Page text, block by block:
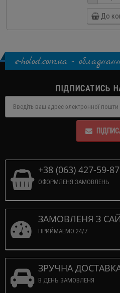
До
e-holod.com.ua -
ПІДПИСАТИСЬ
+38 (063) 427-59-87
ОФОРМЛЕНЯ ЗАМОВЛЕНЬ
ЗАМОВЛЕНЯ З
ПРИЙМАЕМО 24/7
ЗРУЧНА
В ДЕНЬ ЗАМОВЛЕНЯ